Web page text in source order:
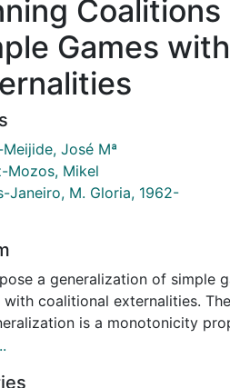
Coalitions
Games with
José Mª
Mozos, Mikel
Janeiro, M. Gloria, 1962-
a generalization of simple
with coalitional externalities.
is a monotonicity
games in partition function